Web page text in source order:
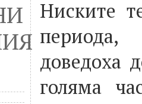
Ниските
доведоха
голяма